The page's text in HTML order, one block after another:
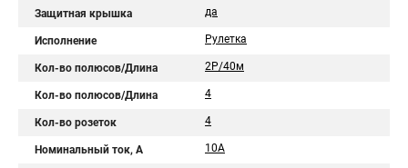
Защитная крышка да
Исполнение Рулетка
Кол-во полюсов/Длина 2Р/40м
Кол-во полюсов/Длина 4
Кол-во розеток 4
Номинальный ток, А 10A